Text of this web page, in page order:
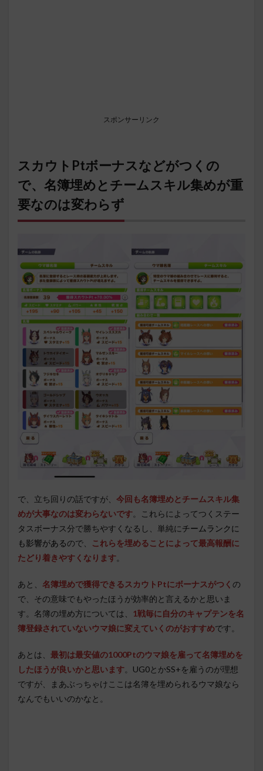
スポンサーリンク
スカウトPtボーナスなどがつくの
で、名簿埋めとチームスキル集めが重
要なのは変わらず
で、立ち回りの話ですが、 今回も名簿埋めとチームスキル集
めが大事なのは変わらないです。これらによってつくステー
タスボーナス分で勝ちやすくなるし、単純にチームランクに
も影響があるので、
これらを埋めることによって最高報酬に
たどり着きやすくなります。
あと、 名簿埋めで獲得できるスカウトPtにボーナスがつく の
で、その意味でもやったほうが効率的と言えるかと思いま
す。名簿の埋め方については、 1戦毎に自分のキャプテンを名
簿登録されていないウマ娘に変えていくのがおすすめです。
あとは、 最初は最安値の1000Ptのウマ娘を雇って名簿埋めを
したほうが良いかと思います。UG0とかSS+を雇うのが理想
ですが、まあぶっちゃけここは名簿を埋められるウマ娘なら
なんでもいいのかなと。